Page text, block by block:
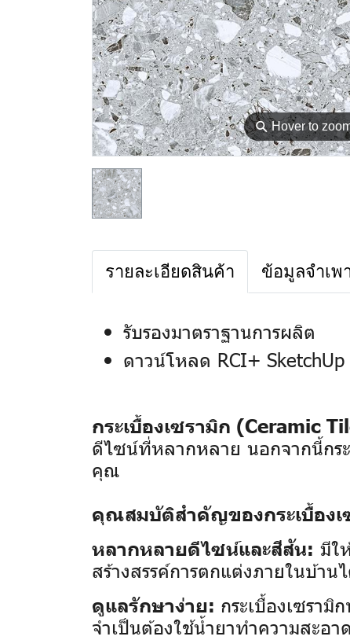
⚲Hover to
รายละเอียดสินค้า ข้อมูลจำเพ
รับรองมาตราฐานการผลิต
ดาวน์โหลด RCI+ SketchUp
กระเบื้องเซรามิก (Ceramic
ดีไซน์ที่หลากหลาย นอกจากนี้กระ
คุณ
คุณสมบัติสำคัญของกระเบื้องเ
หลากหลายดีไซน์และสีสัน: มีใ
สร้างสรรค์การตกแต่งภายในบ้า
ดูแลรักษาง่าย: กระเบื้องเซรา
จำเป็นต้องใช้น้ำยาทำความสะอ